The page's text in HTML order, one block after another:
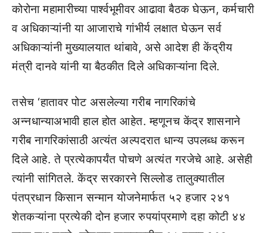
कोरोना महामारीच्या पार्श्वभूमीवर आढावा बैठक घेऊन, कर्मचारी
व अधिकाऱ्यांनी या आजाराचे गांभीर्य लक्षात घेऊन सर्व
अधिकाऱ्यांनी मुख्यालयात थांबावे, असे आदेश ही केंद्रीय
मंत्री दानवे यांनी या बैठकीत दिले अधिकाऱ्यांना दिले.
तसेच ‘हातावर पोट असलेल्या गरीब नागरिकांचे
अन्नधान्याअभावी हाल होत आहेत. म्हणूनच केंद्र शासनाने
गरीब नागरिकांसाठी अत्यंत अल्पदरात धान्य उपलब्ध करून
दिले आहे. ते प्रत्येकापर्यंत पोचणे अत्यंत गरजेचे आहे. असेही
त्यांनी सांगितले. केंद्र सरकारने सिल्लोड तालुक्यातील
पंतप्रधान किसान सन्मान योजनेमार्फत ५२ हजार २४१
शेतकऱ्यांना प्रत्येकी दोन हजार रुपयांप्रमाणे दहा कोटी ४४